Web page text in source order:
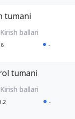
tumani
-
tumani
-